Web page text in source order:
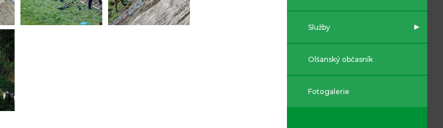
Služby
Olšanský občasník
Fotogalerie